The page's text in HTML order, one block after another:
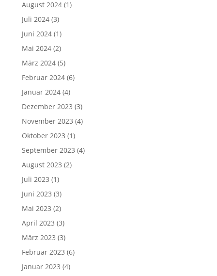
August 2024(1)
Juli 2024(3)
Juni 2024(1)
Mai 2024(2)
März 2024(5)
Februar 2024(6)
Januar 2024(4)
Dezember 2023 (3)
November 2023 (4)
Oktober 2023 (1)
September 2023 (4)
August 2023 (2)
Juli 2023 (1)
Juni 2023 (3)
Mai 2023 (2)
April 2023 (3)
März 2023 (3)
Februar 2023 (6)
Januar 2023 (4)